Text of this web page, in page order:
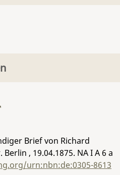
Brief von Richard
, 19.04.1875. NA I A 6 a
urn:nbn:de:0305-8613